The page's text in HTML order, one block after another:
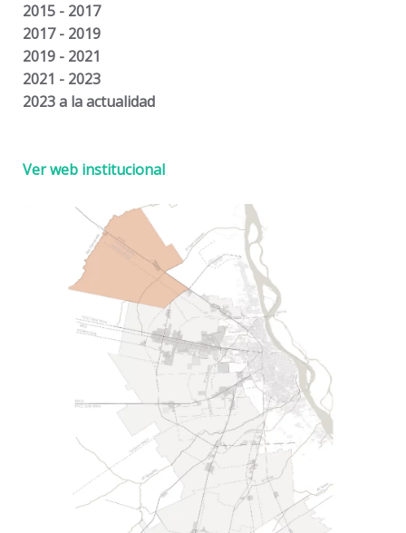
2015 - 2017
2017 - 2019
2019 - 2021
2021 - 2023
2023 a la actualidad
Ver web institucional